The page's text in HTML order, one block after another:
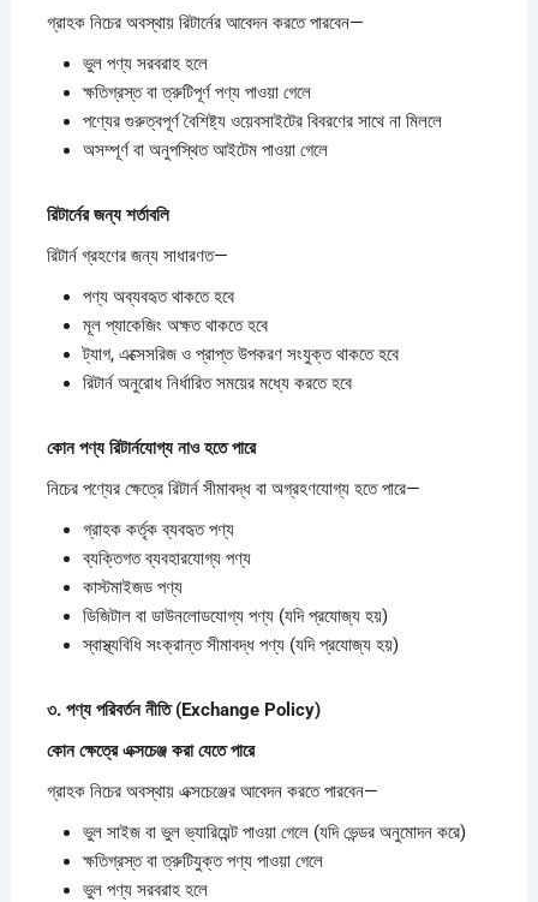
গ্রাহক নিচের অবস্থায় রিটার্নের আবেদন করতে পারবেন—
ভুল পণ্য সরবরাহ হলে
ক্ষতিগ্রস্ত বা ত্রুটিপূর্ণ পণ্য পাওয়া গেলে
পণ্যের গুরুত্বপূর্ণ বৈশিষ্ট্য ওয়েবসাইটের বিবরণের সাথে না মিললে
অসম্পূর্ণ বা অনুপস্থিত আইটেম পাওয়া গেলে
রিটার্নেরজন্যশর্তাবলি
রিটার্ন গ্রহণের জন্য সাধারণত—
পণ্য অব্যবহৃত থাকতে হবে
মূল প্যাকেজিং অক্ষত থাকতে হবে
ট্যাগ, এক্সেসরিজ ও প্রাপ্ত উপকরণ সংযুক্ত থাকতে হবে
রিটার্ন অনুরোধ নির্ধারিত সময়ের মধ্যে করতে হবে
কোনপণ্যরিটার্নযোগ্যনাওহতেপারে
নিচের পণ্যের ক্ষেত্রে রিটার্ন সীমাবদ্ধ বা অগ্রহণযোগ্য হতে পারে—
গ্রাহক কর্তৃক ব্যবহৃত পণ্য
ব্যক্তিগত ব্যবহারযোগ্য পণ্য
কাস্টমাইজড পণ্য
ডিজিটাল বা ডাউনলোডযোগ্য পণ্য (যদি প্রযোজ্য হয়)
স্বাস্থ্যবিধি সংক্রান্ত সীমাবদ্ধ পণ্য (যদি প্রযোজ্য হয়)
৩. পণ্যপরিবর্তননীতি (Exchange Policy)
কোনক্ষেত্রেএক্সচেঞ্জ করাযেতেপারে
গ্রাহক নিচের অবস্থায় এক্সচেঞ্জের আবেদন করতে পারবেন—
ভুল সাইজ বা ভুল ভ্যারিয়েন্ট পাওয়া গেলে (যদি ভেন্ডর অনুমোদন করে)
ক্ষতিগ্রস্ত বা ত্রুটিযুক্ত পণ্য পাওয়া গেলে
ভুল পণ্য সরবরাহ হলে